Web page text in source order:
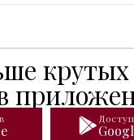
крутых
Hunters